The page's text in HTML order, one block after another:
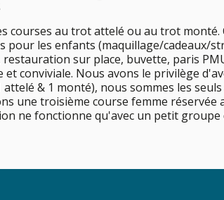
courses au trot attelé ou au trot monté.
pour les enfants (maquillage/cadeaux/
sur place, buvette, paris
et conviviale. Nous avons le privilège
attelé & 1 monté), nous sommes les
une troisième course femme réservée
ne fonctionne qu'avec un petit groupe